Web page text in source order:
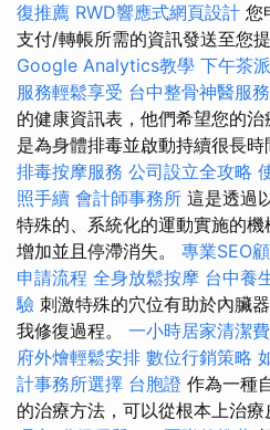
復推薦 RWD響應式網頁設計 您
支付/轉帳所需的資訊發送至您
Google Analytics教學 下午茶
服務輕鬆享受 台中整骨神醫服務
的健康資訊表，他們希望您的
是為身體排毒並啟動持續很長時
排毒按摩服務 公司設立全攻略
照手續 會計師事務所 這是透過
特殊的、系統化的運動實施的
增加並且停滯消失。 專業SEO
申請流程 全身放鬆按摩 台中養
驗 刺激特殊的穴位有助於內臟
我修復過程。 一小時居家清潔
府外燴輕鬆安排 數位行銷策略
計事務所選擇 台胞證 作為一種
的治療方法，可以從根本上治療